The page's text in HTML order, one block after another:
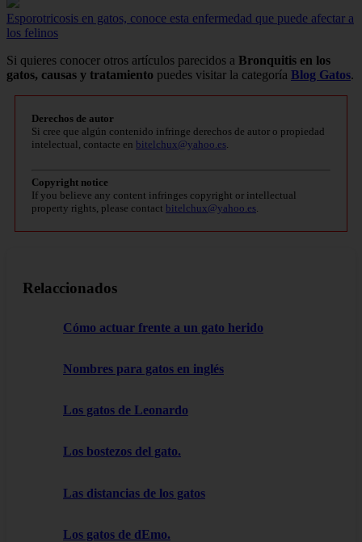
Esporotricosis en gatos, conoce esta enfermedad que puede afectar a
los felinos
Si quieres conocer otros artículos parecidos a Bronquitis en los
gatos, causas y tratamiento puedes visitar la categoría Blog Gatos.
Derechos de autor
Si cree que algún contenido infringe derechos de autor o propiedad
intelectual, contacte en bitelchux@yahoo.es.
Copyright notice
If you believe any content infringes copyright or intellectual
property rights, please contact bitelchux@yahoo.es.
Relaccionados
Cómo actuar frente a un gato herido
Nombres para gatos en inglés
Los gatos de Leonardo
Los bostezos del gato.
Las distancias de los gatos
Los gatos de dEmo.